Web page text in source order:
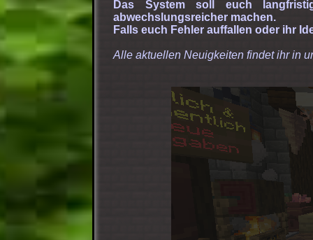
Das System soll euch
abwechslungsreicher machen.
Falls euch Fehler auffallen oder ihr
Alle aktuellen Neuigkeiten findet ihr in